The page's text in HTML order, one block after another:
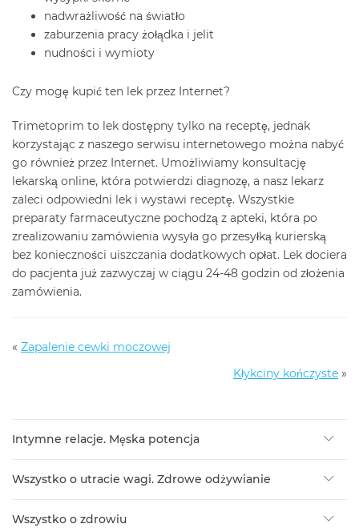
nadwrażliwość na światło
zaburzenia pracy żołądka i jelit
nudności i wymioty
Czy mogę kupić ten lek przez Internet?
Trimetoprim to lek dostępny tylko na receptę, jednak
korzystając z naszego serwisu internetowego można nabyć
go również przez Internet. Umożliwiamy konsultację
lekarską online, która potwierdzi diagnozę, a nasz lekarz
zaleci odpowiedni lek i wystawi receptę. Wszystkie
preparaty farmaceutyczne pochodzą z apteki, która po
zrealizowaniu zamówienia wysyła go przesyłką kurierską
bez konieczności uiszczania dodatkowych opłat. Lek dociera
do pacjenta już zazwyczaj w ciągu 24-48 godzin od złożenia
zamówienia.
« Zapalenie cewki moczowej
Kłykciny kończyste »
Intymne relacje. Męska potencja
Wszystko o utracie wagi. Zdrowe odżywianie
Wszystko o zdrowiu